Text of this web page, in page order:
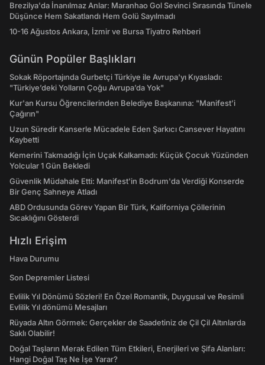
Brezilya'da İnanılmaz Anlar: Maranhao Gol Sevinci Sırasında Tünele
Düşünce Hem Sakatlandı Hem Golü Sayılmadı
10-16 Ağustos Ankara, İzmir ve Bursa Tiyatro Rehberi
Günün Popüler Başlıkları
Sokak Röportajında Gurbetçi Türkiye ile Avrupa'yı Kıyasladı:
"Türkiye’deki Yolların Çoğu Avrupa’da Yok"
Kur'an Kursu Öğrencilerinden Belediye Başkanına: "Manifest’i
Çağırın"
Uzun Süredir Kanserle Mücadele Eden Şarkıcı Cansever Hayatını
Kaybetti
Kemerini Takmadığı İçin Uçak Kalkamadı: Küçük Çocuk Yüzünden
Yolcular 1 Gün Bekledi
Güvenlik Müdahale Etti: Manifest'in Bodrum'da Verdiği Konserde
Bir Genç Sahneye Atladı
ABD Ordusunda Görev Yapan Bir Türk, Kaliforniya Çöllerinin
Sıcaklığını Gösterdi
Hızlı Erişim
Hava Durumu
Son Depremler Listesi
Evlilik Yıl Dönümü Sözleri! En Özel Romantik, Duygusal ve Resimli
Evlilik Yıl dönümü Mesajları
Rüyada Altın Görmek: Gerçekler de Saadetiniz de Çil Çil Altınlarda
Saklı Olabilir!
Doğal Taşların Merak Edilen Tüm Etkileri, Enerjileri ve Şifa Alanları:
Hangi Doğal Taş Ne İşe Yarar?